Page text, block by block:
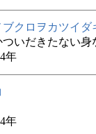
ブクロヲカツイ
いだきたない身
年
年